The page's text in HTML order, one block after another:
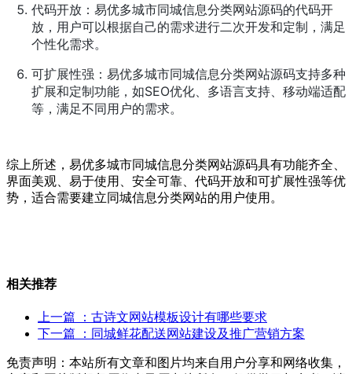
代码开放：易优多城市同城信息分类网站源码的代码开
放，用户可以根据自己的需求进行二次开发和定制，满足
个性化需求。
可扩展性强：易优多城市同城信息分类网站源码支持多种
扩展和定制功能，如SEO优化、多语言支持、移动端适配
等，满足不同用户的需求。
综上所述，易优多城市同城信息分类网站源码具有功能齐全、
界面美观、易于使用、安全可靠、代码开放和可扩展性强等优
势，适合需要建立同城信息分类网站的用户使用。
相关推荐
上一篇
：古诗文网站模板设计有哪些要求
下一篇
：同城鲜花配送网站建设及推广营销方案
免责声明：本站所有文章和图片均来自用户分享和网络收集，